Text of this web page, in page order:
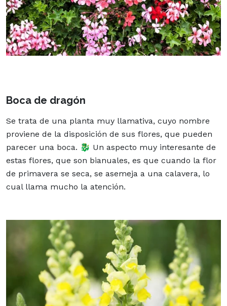
Boca de dragón
Se trata de una planta muy llamativa, cuyo nombre
proviene de la disposición de sus flores, que pueden
parecer una boca. 🐉 Un aspecto muy interesante de
estas flores, que son bianuales, es que cuando la flor
de primavera se seca, se asemeja a una calavera, lo
cual llama mucho la atención.